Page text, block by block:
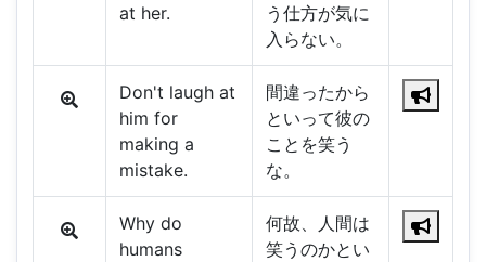
at her.
う仕方が気に
入らない。
Don't laugh at
him for
making a
mistake.
間違ったから
といって彼の
ことを笑う
な。
Why do
humans
何故、人間は
笑うのかとい